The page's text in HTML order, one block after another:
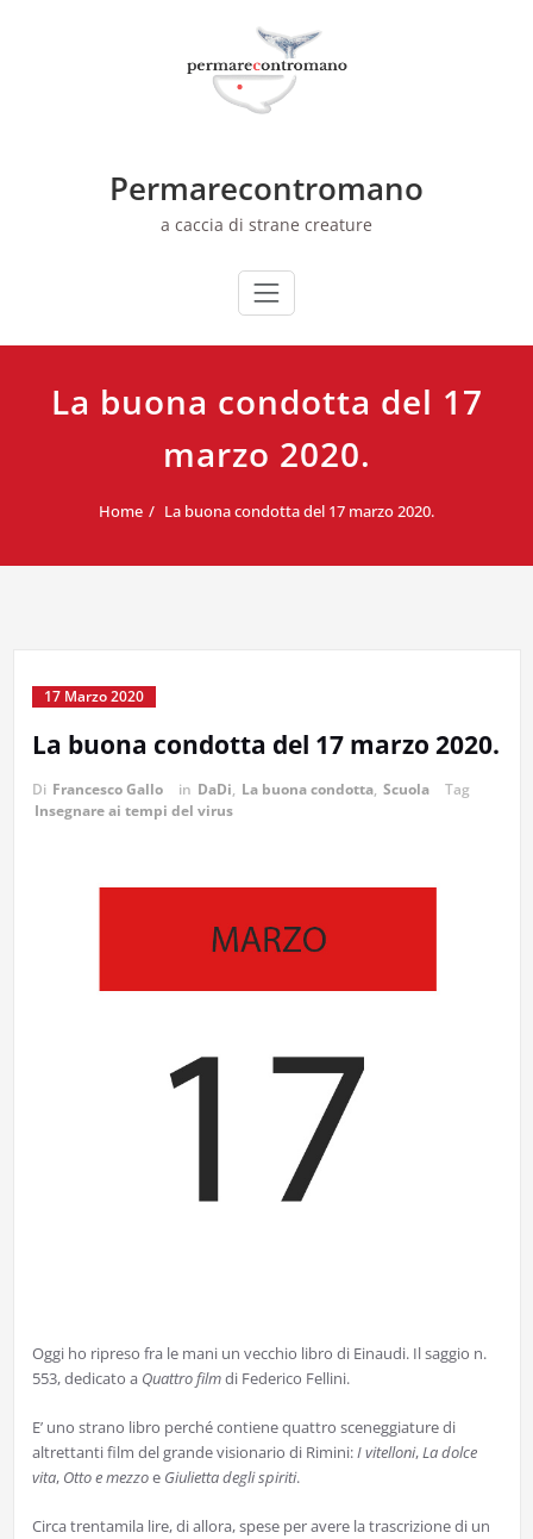
Permarecontromano
a caccia di strane creature
La buona condotta del 17
marzo 2020.
Home La buona condotta del 17 marzo 2020.
17 Marzo 2020
La buona condotta del 17 marzo 2020.
Di Francesco Gallo in DaDi, La buona condotta, Scuola
Tag
Insegnare ai tempi del virus
Oggi ho ripreso fra le mani un vecchio libro di Einaudi. Il saggio n.
553, dedicato a Quattro filmdi Federico Fellini.
E’ uno strano libro perché contiene quattro sceneggiature di
altrettanti film del grande visionario di Rimini:I vitelloni,La dolce
vita, Otto e mezzoe Giulietta degli spiriti.
Circa trentamila lire, di allora, spese per avere la trascrizione di un